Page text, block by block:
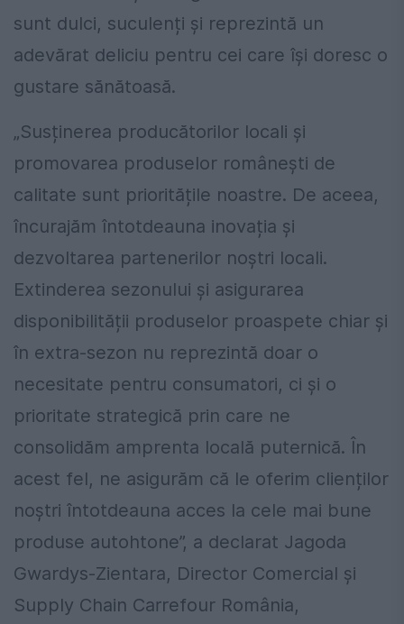
sunt dulci, suculenți și reprezintă un
adevărat deliciu pentru cei care își doresc o
gustare sănătoasă.
„Susținerea producătorilor locali și
promovarea produselor românești de
calitate sunt prioritățile noastre. De aceea,
încurajăm întotdeauna inovația și
dezvoltarea partenerilor noștri locali.
Extinderea sezonului și asigurarea
disponibilității produselor proaspete chiar și
în extra-sezon nu reprezintă doar o
necesitate pentru consumatori, ci și o
prioritate strategică prin care ne
consolidăm amprenta locală puternică. În
acest fel, ne asigurăm că le oferim clienților
noștri întotdeauna acces la cele mai bune
produse autohtone”, a declarat Jagoda
Gwardys-Zientara, Director Comercial și
Supply Chain Carrefour România,